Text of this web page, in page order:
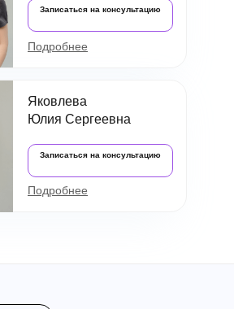
Записаться на консультацию
Подробнее
Яковлева
Юлия Сергеевна
Записаться на консультацию
Подробнее